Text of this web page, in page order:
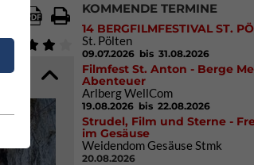
KOMMENDE TERMINE
14 BERGFILMFESTIVAL ST.
St. Pölten
09.07.2026 bis 31.08.2026
Filmfest St. Anton - Berge
Abenteuer
Arlberg WellCom
19.08.2026 bis 22.08.2026
Strudel, Film und Sterne -
im Gesäuse
Weidendom Gesäuse Stmk
20.08.2026